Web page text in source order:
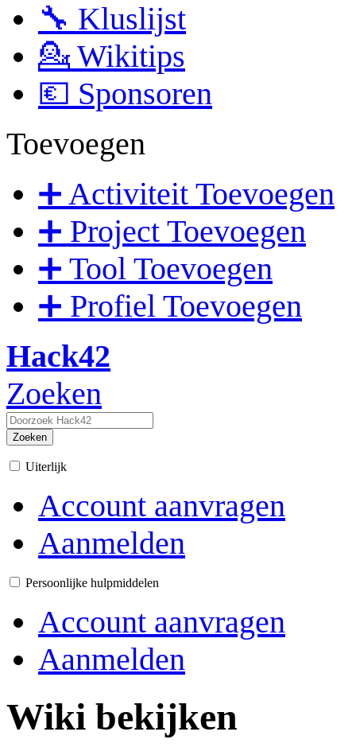
🔧 Kluslijst
💁 Wikitips
💶 Sponsoren
Toevoegen
➕ Activiteit Toevoegen
➕ Project Toevoegen
➕ Tool Toevoegen
➕ Profiel Toevoegen
Hack42
Zoeken
Zoeken
Uiterlijk
Account aanvragen
Aanmelden
Persoonlijke hulpmiddelen
Account aanvragen
Aanmelden
Wiki bekijken